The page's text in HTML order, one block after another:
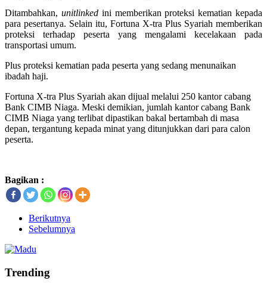
Ditambahkan, unitlinkedini memberikan proteksi kematian kepada
para pesertanya. Selain itu, Fortuna X-tra Plus Syariah memberikan
proteksi terhadap peserta yang mengalami kecelakaan pada
transportasi umum.
Plus proteksi kematian pada peserta yang sedang menunaikan
ibadah haji.
Fortuna X-tra Plus Syariah akan dijual melalui 250 kantor cabang
Bank CIMB Niaga. Meski demikian, jumlah kantor cabang Bank
CIMB Niaga yang terlibat dipastikan bakal bertambah di masa
depan, tergantung kepada minat yang ditunjukkan dari para calon
peserta.
Bagikan :
Berikutnya
Sebelumnya
Trending